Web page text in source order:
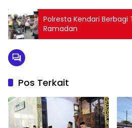
Polresta Kendari Berbagi
Ramadan
Pos Terkait